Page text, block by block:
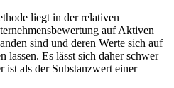
liegt in der relativen
auf Aktiven
sind und deren Werte sich auf
lassen. Es lässt sich daher schwer
ist als der Substanzwert einer